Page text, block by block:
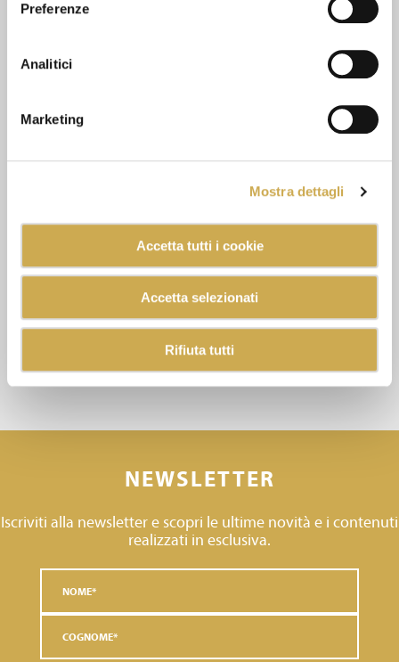
Preferenze
Analitici
Marketing
Mostra dettagli
Accetta tutti i cookie
Accetta selezionati
Rifiuta tutti
NEWSLETTER
Iscriviti alla newsletter e scopri le ultime novità e i contenuti
realizzati in esclusiva.